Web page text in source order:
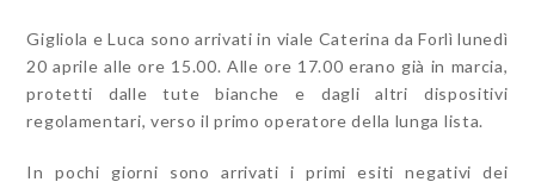
Gigliola e Luca sono arrivati in viale Caterina da Forlì lunedì
20 aprile alle ore 15.00. Alle ore 17.00 erano già in marcia,
protetti dalle tute bianche e dagli altri dispositivi
regolamentari, verso il primo operatore della lunga lista.
In pochi giorni sono arrivati i primi esiti negativi dei